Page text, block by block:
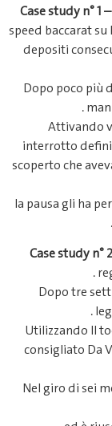
Case study n° 1
speed baccarat
depositi
Dopo poco più
Attivando
interrotto
scoperto che
la pausa gli ha
Case study n°
Dopo tre
Utilizzando Il
consigliato Da
Nel giro di sei